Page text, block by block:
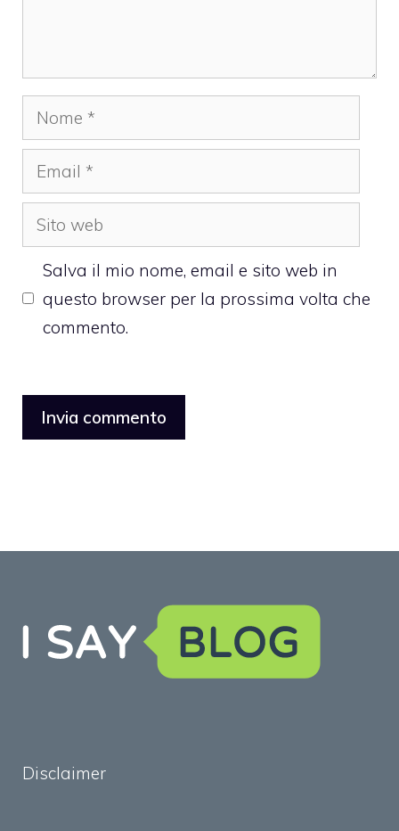
Nome
Email
Sito
web
Salva il mio nome, email e sito web in
questo browser per la prossima volta che
commento.
Disclaimer